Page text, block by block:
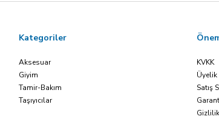
Kategoriler
Aksesuar
Giyim
Tamir-Bakım
Taşıyıcılar
KVKK
Satış